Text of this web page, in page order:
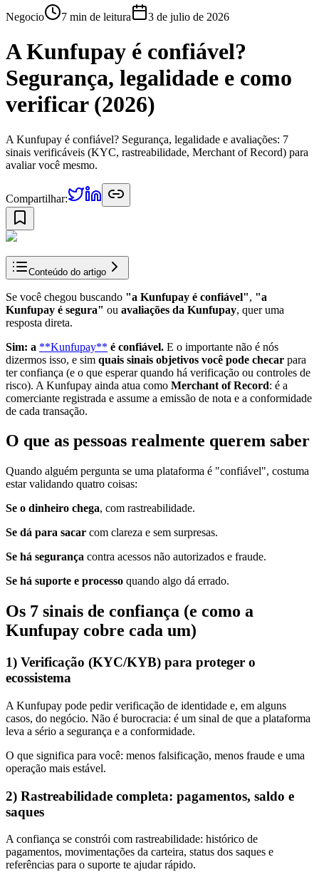
Negocio 7 min de leitura 3 de julio de 2026
A Kunfupay é confiável?
Segurança, legalidade e como
verificar (2026)
A Kunfupay é confiável? Segurança, legalidade e avaliações: 7
sinais verificáveis (KYC, rastreabilidade, Merchant of Record) para
avaliar você mesmo.
Compartilhar:
Conteúdo do artigo
Se você chegou buscando "a Kunfupay é confiável", "a
Kunfupay é segura" ou avaliações da Kunfupay, quer uma
resposta direta.
Sim: a **Kunfupay** é confiável. E o importante não é nós
dizermos isso, e sim quais sinais objetivos você pode checar para
ter confiança (e o que esperar quando há verificação ou controles de
risco). A Kunfupay ainda atua como Merchant of Record: é a
comerciante registrada e assume a emissão de nota e a conformidade
de cada transação.
O que as pessoas realmente querem saber
Quando alguém pergunta se uma plataforma é "confiável", costuma
estar validando quatro coisas:
Se o dinheiro chega, com rastreabilidade.
Se dá para sacar com clareza e sem surpresas.
Se há segurança contra acessos não autorizados e fraude.
Se há suporte e processo quando algo dá errado.
Os 7 sinais de confiança (e como a
Kunfupay cobre cada um)
1) Verificação (KYC/KYB) para proteger o
ecossistema
A Kunfupay pode pedir verificação de identidade e, em alguns
casos, do negócio. Não é burocracia: é um sinal de que a plataforma
leva a sério a segurança e a conformidade.
O que significa para você: menos falsificação, menos fraude e uma
operação mais estável.
2) Rastreabilidade completa: pagamentos, saldo e
saques
A confiança se constrói com rastreabilidade: histórico de
pagamentos, movimentações da carteira, status dos saques e
referências para o suporte te ajudar rápido.